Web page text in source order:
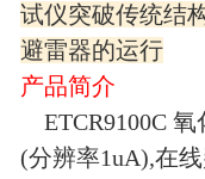
试仪突破传统结
避雷器的运行
产品简介
ETCR9100C
(分辨率1uA),在